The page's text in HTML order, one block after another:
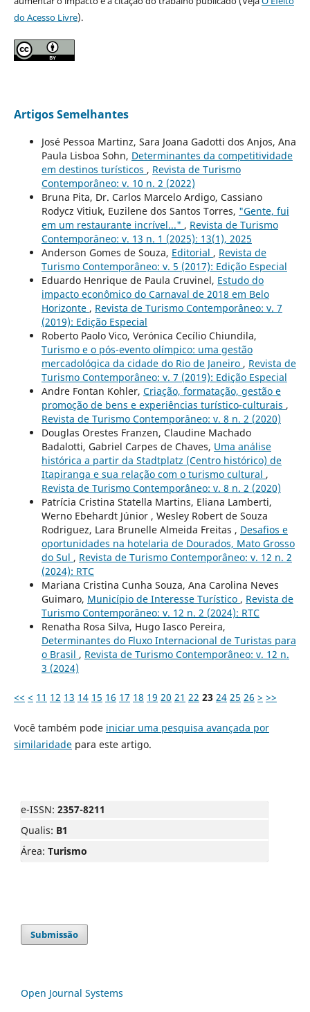
do Acesso Livre).
Artigos Semelhantes
José Pessoa Martinz, Sara Joana Gadotti dos Anjos, Ana
Paula Lisboa Sohn, Determinantes da competitividade
em destinos turísticos , Revista de Turismo
Contemporâneo: v. 10 n. 2 (2022)
Bruna Pita, Dr. Carlos Marcelo Ardigo, Cassiano
Rodycz Vitiuk, Euzilene dos Santos Torres, "Gente, fui
em um restaurante incrível..." , Revista de Turismo
Contemporâneo: v. 13 n. 1 (2025): 13(1), 2025
Anderson Gomes de Souza, Editorial , Revista de
Turismo Contemporâneo: v. 5 (2017): Edição Especial
Eduardo Henrique de Paula Cruvinel, Estudo do
impacto econômico do Carnaval de 2018 em Belo
Horizonte , Revista de Turismo Contemporâneo: v. 7
(2019): Edição Especial
Roberto Paolo Vico, Verónica Cecílio Chiundila,
Turismo e o pós-evento olímpico: uma gestão
mercadológica da cidade do Rio de Janeiro , Revista de
Turismo Contemporâneo: v. 7 (2019): Edição Especial
Andre Fontan Kohler, Criação, formatação, gestão e
promoção de bens e experiências turístico-culturais ,
Revista de Turismo Contemporâneo: v. 8 n. 2 (2020)
Douglas Orestes Franzen, Claudine Machado
Badalotti, Gabriel Carpes de Chaves, Uma análise
histórica a partir da Stadtplatz (Centro histórico) de
Itapiranga e sua relação com o turismo cultural ,
Revista de Turismo Contemporâneo: v. 8 n. 2 (2020)
Patrícia Cristina Statella Martins, Eliana Lamberti,
Werno Ebehardt Júnior , Wesley Robert de Souza
Rodriguez, Lara Brunelle Almeida Freitas , Desafios e
oportunidades na hotelaria de Dourados, Mato Grosso
do Sul , Revista de Turismo Contemporâneo: v. 12 n. 2
(2024): RTC
Mariana Cristina Cunha Souza, Ana Carolina Neves
Guimaro, Município de Interesse Turístico , Revista de
Turismo Contemporâneo: v. 12 n. 2 (2024): RTC
Renatha Rosa Silva, Hugo Iasco Pereira,
Determinantes do Fluxo Internacional de Turistas para
o Brasil , Revista de Turismo Contemporâneo: v. 12 n.
3 (2024)
<< < 11 12 13 14 15 16 17 18 19 20 21 22 23 24 25 26 > >>
Você também pode iniciar uma pesquisa avançada por
similaridadepara este artigo.
e-ISSN: 2357-8211
Qualis: B1
Área: Turismo
Submissão
Open Journal Systems